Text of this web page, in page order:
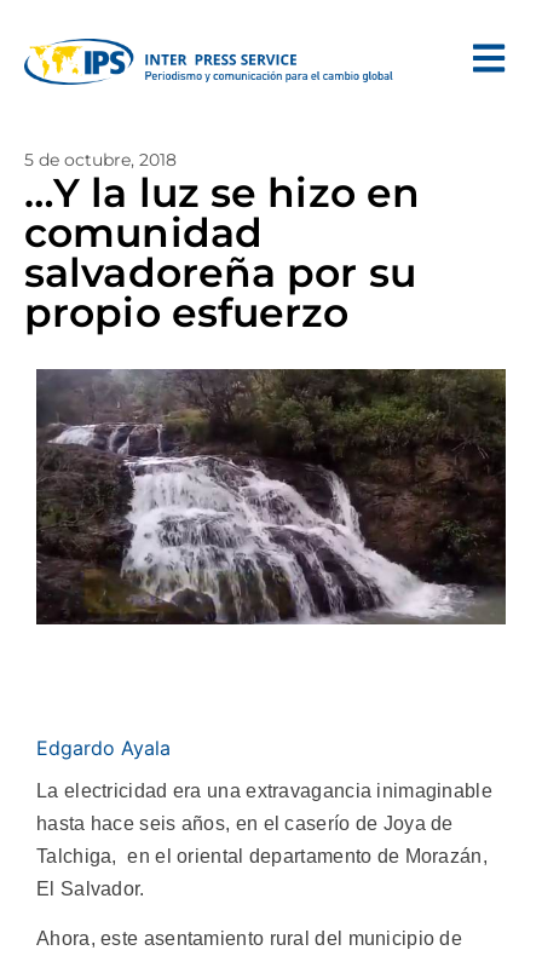
5 de octubre, 2018
…Y la luz se hizo en
comunidad
salvadoreña por su
propio esfuerzo
Edgardo Ayala
La electricidad era una extravagancia inimaginable
hasta hace seis años, en el caserío de Joya de
Talchiga, en el oriental departamento de Morazán,
El Salvador.
Ahora, este asentamiento rural del municipio de